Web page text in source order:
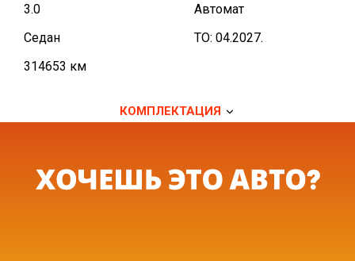
3.0
Автомат
Седан
TO: 04.2027.
314653 км
КОМПЛЕКТАЦИЯ